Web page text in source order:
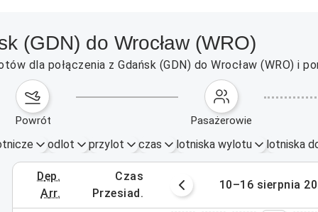
(GDN) do Wrocław (WRO)
dla połączenia z Gdańsk (GDN) do Wrocław (WRO) i
powrót pasażerowie
odlot przylot czas lotniska wylotu lotniska
dep.
arr.
czas
przesiad.
3–9 sierpnia 2026 10–16 sierpnia